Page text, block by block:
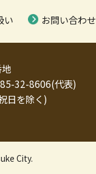
い お問い合わせ
32-8606(代表)
日を除く)
City.